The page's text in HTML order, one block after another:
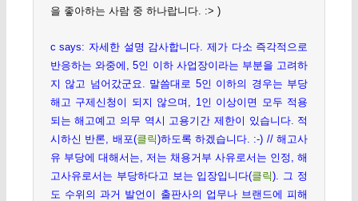
을 좋아하는 사람 중 하나랍니다. :> )
c says: 자세한 설명 감사합니다. 제가 다소 즉각적으로
반응하는 와중에, 5인 이하 사업장이라는 부분을 고려하
지 않고 넘어갔군요. 말씀대로 5인 이하의 경우는 부당
해고 구제신청이 되지 않으며, 1인 이상이면 모두 적용
되는 해고예고 의무 역시 고용기간 제한이 있습니다. 적
시하신 반론, 배포(클릭)하도록 하겠습니다. :-) // 해고사
유 부당에 대해서는, 저는 채용거부 사유로서는 인정, 해
고사유로서는 부당하다고 보는 입장입니다(클릭). 그 정
도 수위의 과거 발언이 출판사의 업무나 브랜드에 피해